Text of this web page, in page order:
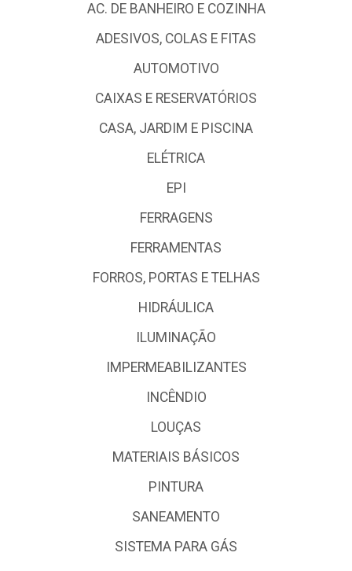
AC. DE BANHEIRO E COZINHA
ADESIVOS, COLAS E FITAS
AUTOMOTIVO
CAIXAS E RESERVATÓRIOS
CASA, JARDIM E PISCINA
ELÉTRICA
EPI
FERRAGENS
FERRAMENTAS
FORROS, PORTAS E TELHAS
HIDRÁULICA
ILUMINAÇÃO
IMPERMEABILIZANTES
INCÊNDIO
LOUÇAS
MATERIAIS BÁSICOS
PINTURA
SANEAMENTO
SISTEMA PARA GÁS